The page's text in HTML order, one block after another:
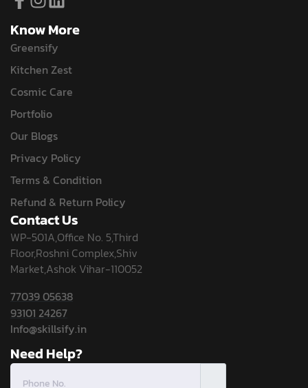
Know More
Greensify
Kitchen Zest
Cosmic Care
Portfolio
Our Blogs
Privacy Policy
Terms & Condition
Refund & Return Policy
Contact Us
WP-501A,Office No. 5,Third
Floor,Roshni Complex,Shiv
Market,Ashok Vihar-110052
77039 05638
93101 24267
Info@skillsify.in
Need Help?